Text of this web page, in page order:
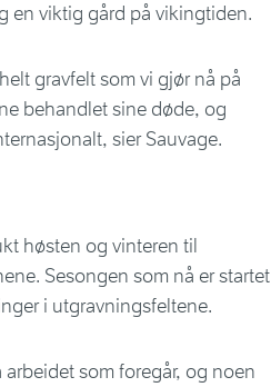
en viktig gård på vikingtiden.
gravfelt som vi gjør nå på
behandlet sine døde, og
sier Sauvage.
høsten og vinteren til
Sesongen som nå er startet
i utgravningsfeltene.
som foregår, og noen